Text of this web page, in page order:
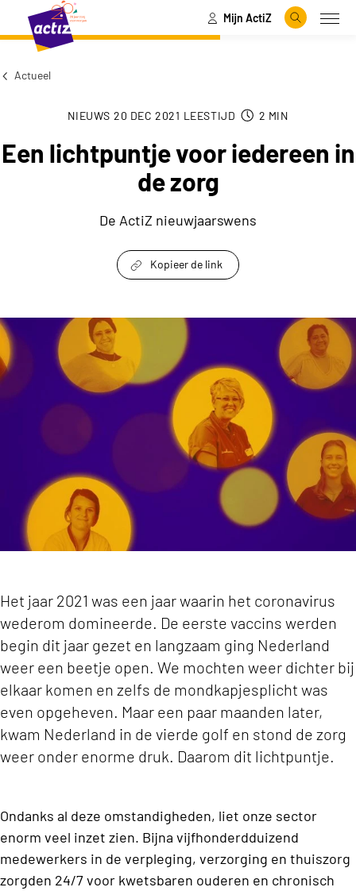
Naar hoofdinhoud
Naar menu Mijn ActiZ
Zoeken
Actueel
NIEUWS 20 DEC 2021 LEESTIJD 2 MIN
Een lichtpuntje voor iedereen in
de zorg
De ActiZ nieuwjaarswens
Kopieer de link
Een lichtpuntje voor iedereen in de zorg
Het jaar 2021 was een jaar waarin het coronavirus
wederom domineerde. De eerste vaccins werden
begin dit jaar gezet en langzaam ging Nederland
weer een beetje open. We mochten weer dichter bij
elkaar komen en zelfs de mondkapjesplicht was
even opgeheven. Maar een paar maanden later,
kwam Nederland in de vierde golf en stond de zorg
weer onder enorme druk. Daarom dit lichtpuntje.
Ondanks al deze omstandigheden, liet onze sector
enorm veel inzet zien. Bijna vijfhonderdduizend
medewerkers in de verpleging, verzorging en thuiszorg
zorgden 24/7 voor kwetsbaren ouderen en chronisch